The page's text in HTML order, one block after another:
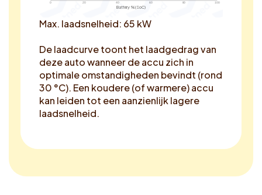
0 20 40 60 80 100
Battery % (SoC)
Max. laadsnelheid: 65 kW
De laadcurve toont het laadgedrag van
deze auto wanneer de accu zich in
optimale omstandigheden bevindt (rond
30 °C). Een koudere (of warmere) accu
kan leiden tot een aanzienlijk lagere
laadsnelheid.